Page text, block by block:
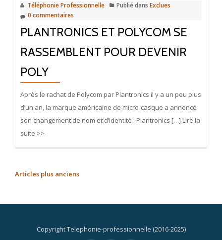
Téléphonie Professionnelle Publié dans Exclues
0 commentaires
PLANTRONICS ET POLYCOM SE
RASSEMBLENT POUR DEVENIR
POLY
Après le rachat de Polycom par Plantronics il y a un peu plus
d’un an, la marque américaine de micro-casque a annoncé
son changement de nom et d’identité : Plantronics […] Lire la
suite >>
NAVIGATION
Articles plus anciens
Copyright Telephonie-professionnelle (2016-2025)